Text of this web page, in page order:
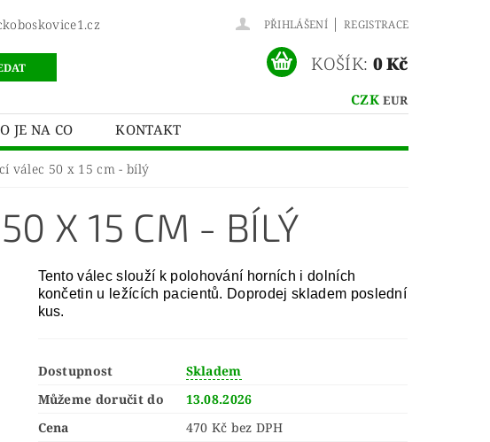
PŘIHLÁŠENÍ | REGISTRACE
CZK EUR
KOŠÍK: 0 Kč
JE NA CO KONTAKT
válec 50 x 15 cm - bílý
X 15 CM - BÍLÝ
Tento válec slouží k polohování horních i dolních
končetin u ležících pacientů. Doprodej skladem poslední
kus.
Dostupnost
Skladem
Můžeme doručit do
13.08.2026
Cena
470 Kč bez DPH